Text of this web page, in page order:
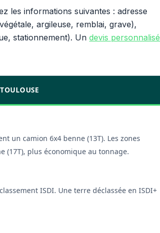
les informations suivantes : adresse
argileuse, remblai, grave),
stationnement). Undevis personnalisé
un camion 6x4 benne (13T). Les zones
(17T), plus économique au tonnage.
ISDI. Une terre déclassée en ISDI+